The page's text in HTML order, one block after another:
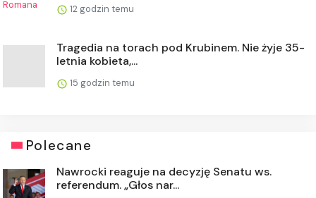
12 godzin temu
Tragedia na torach pod Krubinem. Nie żyje 35-
letnia kobieta,...
15 godzin temu
Polecane
Nawrocki reaguje na decyzję Senatu ws.
referendum. „Głos nar...